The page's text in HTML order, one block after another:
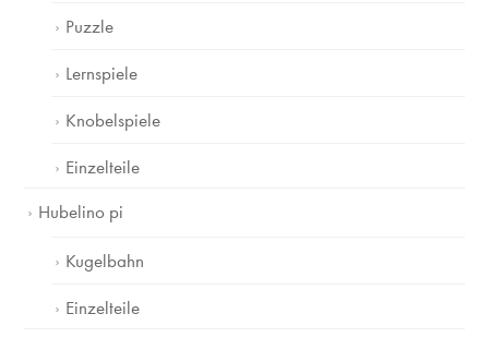
Puzzle
Lernspiele
Knobelspiele
Einzelteile
Hubelino pi
Kugelbahn
Einzelteile